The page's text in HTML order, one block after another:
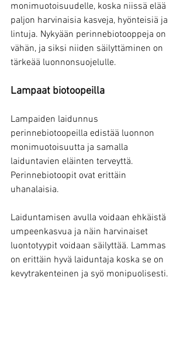
monimuotoisuudelle, koska niissä elää
paljon harvinaisia kasveja, hyönteisiä ja
lintuja. Nykyään perinnebiotooppeja on
vähän, ja siksi niiden säilyttäminen on
tärkeää luonnonsuojelulle.
Lampaat biotoopeilla
Lampaiden laidunnus
perinnebiotoopeilla edistää luonnon
monimuotoisuutta ja samalla
laiduntavien eläinten terveyttä.
Perinnebiotoopit ovat erittäin
uhanalaisia.
Laiduntamisen avulla voidaan ehkäistä
umpeenkasvua ja näin harvinaiset
luontotyypit voidaan säilyttää. Lammas
on erittäin hyvä laiduntaja koska se on
kevytrakenteinen ja syö monipuolisesti.